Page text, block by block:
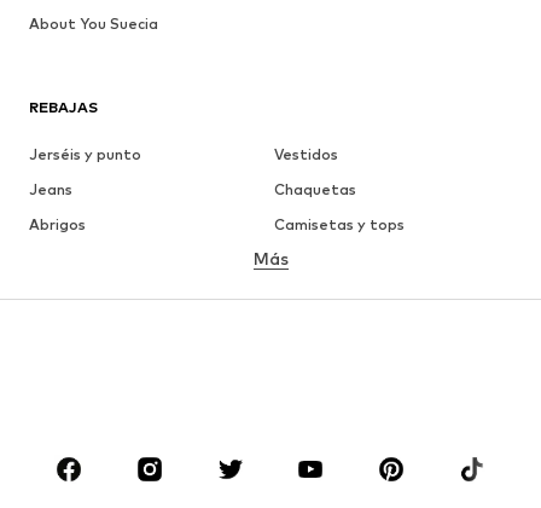
REBAJAS
Jerséis y punto
Vestidos
Jeans
Chaquetas
Abrigos
Camisetas y tops
Ropa interior
Faldas
Blusas y camisas
Zapatos
Deporte
Más
About You Suecia